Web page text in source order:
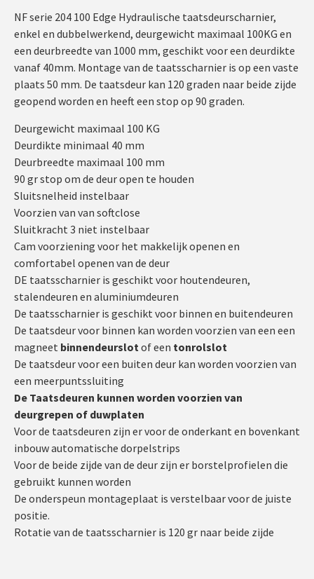
NF serie 204 100 Edge Hydraulische taatsdeurscharnier,
enkel en dubbelwerkend, deurgewicht maximaal 100KG en
een deurbreedte van 1000 mm, geschikt voor een deurdikte
vanaf 40mm. Montage van de taatsscharnier is op een vaste
plaats 50 mm. De taatsdeur kan 120 graden naar beide zijde
geopend worden en heeft een stop op 90 graden.
Deurgewicht maximaal 100 KG
Deurdikte minimaal 40 mm
Deurbreedte maximaal 100 mm
90 gr stop om de deur open te houden
Sluitsnelheid instelbaar
Voorzien van van softclose
Sluitkracht 3 niet instelbaar
Cam voorziening voor het makkelijk openen en
comfortabel openen van de deur
DE taatsscharnier is geschikt voor houtendeuren,
stalendeuren en aluminiumdeuren
De taatsscharnier is geschikt voor binnen en buitendeuren
De taatsdeur voor binnen kan worden voorzien van een een
magneet binnendeurslotof een tonrolslot
De taatsdeur voor een buiten deur kan worden voorzien van
een meerpuntssluiting
De Taatsdeuren kunnen worden voorzien van
deurgrepen of duwplaten
Voor de taatsdeuren zijn er voor de onderkant en bovenkant
inbouw automatische dorpelstrips
Voor de beide zijde van de deur zijn er borstelprofielen die
gebruikt kunnen worden
De onderspeun montageplaat is verstelbaar voor de juiste
positie.
Rotatie van de taatsscharnier is 120 gr naar beide zijde